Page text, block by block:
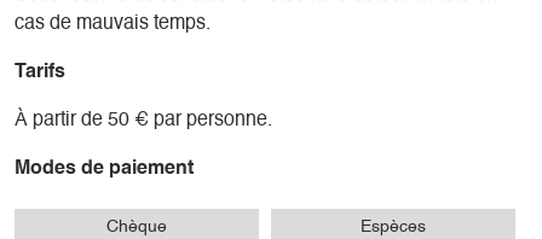
cas de mauvais temps.
Tarifs
À partir de 50 € par personne.
Modes de paiement
Chèque Espèces